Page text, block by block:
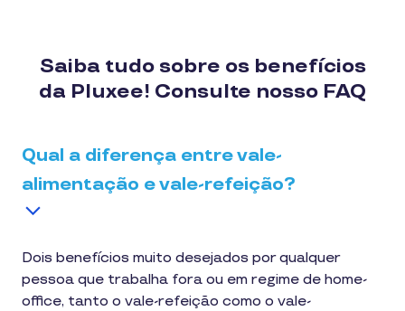
Saiba tudo sobre os benefícios
da Pluxee! Consulte nosso FAQ
Qual a diferença entre vale-
alimentação e vale-refeição?
Dois benefícios muito desejados por qualquer
pessoa que trabalha fora ou em regime de home-
office, tanto o vale-refeição como o vale-